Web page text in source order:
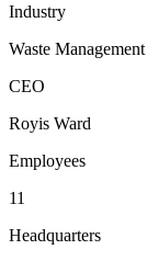
Industry
Waste Management
CEO
Royis Ward
Employees
11
Headquarters